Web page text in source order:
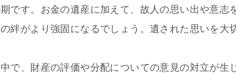
です。お金の遺産に加えて、故人の思い出や意志
絆がより強固になるでしょう。遺された思いを大
で、財産の評価や分配についての意見の対立が生